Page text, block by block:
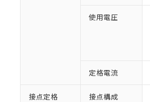
使用電圧
定格電流
接点定格 接点構成